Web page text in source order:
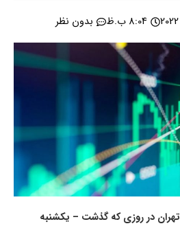
8:04 ب.ظ بدون نظر
تهران در روزی که گذشت – یکشنبه